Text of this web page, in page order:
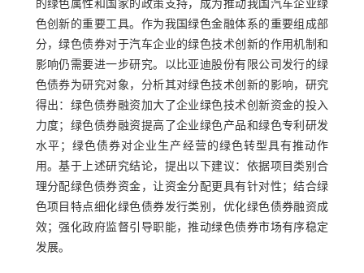
的绿色属性和国家的政策支持，成为推动我国汽车企业绿
色创新的重要工具。作为我国绿色金融体系的重要组成部
分，绿色债券对于汽车企业的绿色技术创新的作用机制和
影响仍需要进一步研究。以比亚迪股份有限公司发行的绿
色债券为研究对象，分析其对绿色技术创新的影响，研究
得出：绿色债券融资加大了企业绿色技术创新资金的投入
力度；绿色债券融资提高了企业绿色产品和绿色专利研发
水平；绿色债券对企业生产经营的绿色转型具有推动作
用。基于上述研究结论，提出以下建议：依据项目类别合
理分配绿色债券资金，让资金分配更具有针对性；结合绿
色项目特点细化绿色债券发行类别，优化绿色债券融资成
效；强化政府监督引导职能，推动绿色债券市场有序稳定
发展。